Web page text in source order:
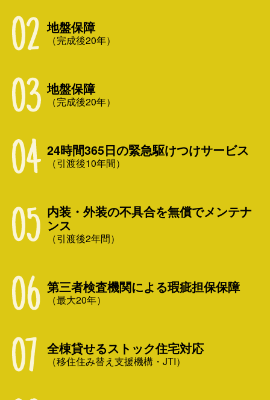
地盤保障
（完成後20年）
地盤保障
（完成後20年）
24時間365日の緊急駆けつけサービス
（引渡後10年間）
内装・外装の不具合を無償でメンテナ
ンス
（引渡後2年間）
第三者検査機関による瑕疵担保保障
（最大20年）
全棟貸せるストック住宅対応
（移住住み替え支援機構・JTI）